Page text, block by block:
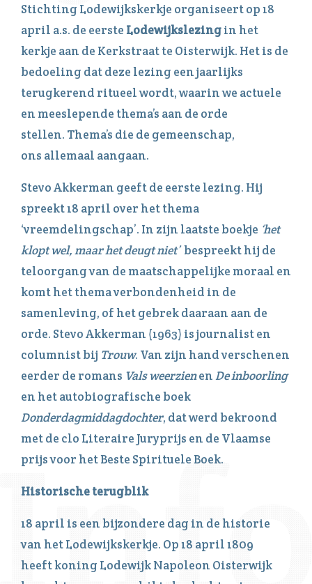
Stichting Lodewijkskerkje organiseert op 18
april a.s. de eerste Lodewijkslezingin het
kerkje aan de Kerkstraat te Oisterwijk. Het is de
bedoeling dat deze lezing een jaarlijks
terugkerend ritueel wordt, waarin we actuele
en meeslepende thema’s aan de orde
stellen. Thema’s die de gemeenschap,
ons allemaal aangaan.
Stevo Akkerman geeft de eerste lezing. Hij
spreekt 18 april over het thema
‘vreemdelingschap’. In zijn laatste boekje ‘het
klopt wel, maar het deugt niet’bespreekt hij de
teloorgang van de maatschappelijke moraal en
komt het thema verbondenheid in de
samenleving, of het gebrek daaraan aan de
orde. Stevo Akkerman (1963) is journalist en
columnist bij Trouw. Van zijn hand verschenen
eerder de romans Vals weerzienenDe inboorling
en het autobiografische boek
Donderdagmiddagdochter, dat werd bekroond
met de clo Literaire Juryprijs en de Vlaamse
prijs voor het Beste Spirituele Boek.
Historische terugblik
18 april is een bijzondere dag in de historie
van het Lodewijkskerkje. Op 18 april 1809
heeft koning Lodewijk Napoleon Oisterwijk